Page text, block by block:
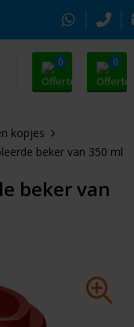
0 0
kopjes
beker van 350 ml
beker van